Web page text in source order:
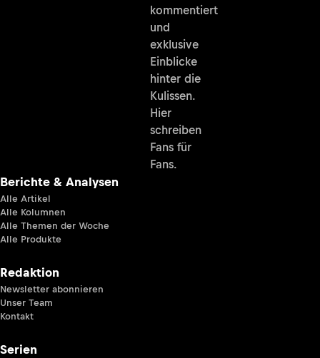
kommentiert
und
exklusive
Einblicke
hinter die
Kulissen.
Hier
schreiben
Fans für
Fans.
Berichte & Analysen
Alle Artikel
Alle Kolumnen
Alle Themen der Woche
Alle Produkte
Redaktion
Newsletter abonnieren
Unser Team
Kontakt
Serien